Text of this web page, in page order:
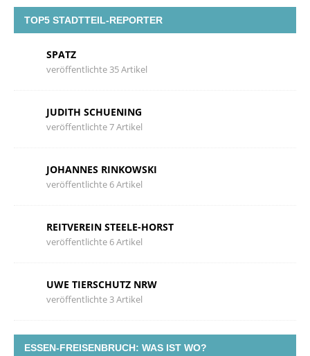
TOP5 STADTTEIL-REPORTER
SPATZ
veröffentlichte 35 Artikel
JUDITH SCHUENING
veröffentlichte 7 Artikel
JOHANNES RINKOWSKI
veröffentlichte 6 Artikel
REITVEREIN STEELE-HORST
veröffentlichte 6 Artikel
UWE TIERSCHUTZ NRW
veröffentlichte 3 Artikel
ESSEN-FREISENBRUCH: WAS IST WO?